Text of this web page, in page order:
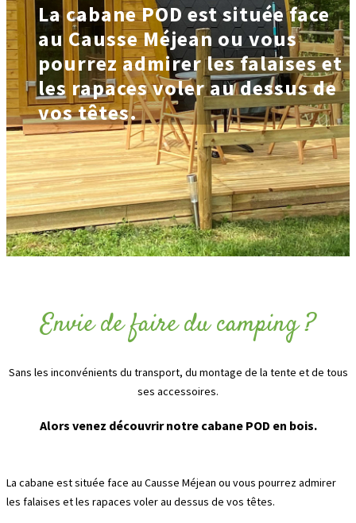
La cabane POD est située face
au Causse Méjean ou vous
pourrez admirer les falaises et
les rapaces voler au dessus de
vos têtes.
Envie de faire du camping ?
Sans les inconvénients du transport, du montage de la tente et de tous
ses accessoires.
Alors venez découvrir notre cabane POD en bois.
La cabane est située face au Causse Méjean ou vous pourrez admirer
les falaises et les rapaces voler au dessus de vos têtes.